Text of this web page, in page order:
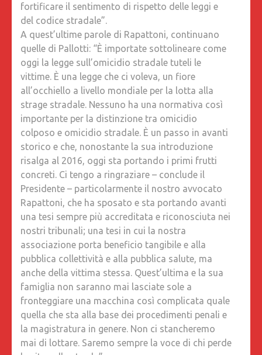
fortificare il sentimento di rispetto delle leggi e
del codice stradale”.
A quest’ultime parole di Rapattoni, continuano
quelle di Pallotti: “È importate sottolineare come
oggi la legge sull’omicidio stradale tuteli le
vittime. È una legge che ci voleva, un fiore
all’occhiello a livello mondiale per la lotta alla
strage stradale. Nessuno ha una normativa così
importante per la distinzione tra omicidio
colposo e omicidio stradale. È un passo in avanti
storico e che, nonostante la sua introduzione
risalga al 2016, oggi sta portando i primi frutti
concreti. Ci tengo a ringraziare – conclude il
Presidente – particolarmente il nostro avvocato
Rapattoni, che ha sposato e sta portando avanti
una tesi sempre più accreditata e riconosciuta nei
nostri tribunali; una tesi in cui la nostra
associazione porta beneficio tangibile e alla
pubblica collettività e alla pubblica salute, ma
anche della vittima stessa. Quest’ultima e la sua
famiglia non saranno mai lasciate sole a
fronteggiare una macchina così complicata quale
quella che sta alla base dei procedimenti penali e
la magistratura in genere. Non ci stancheremo
mai di lottare. Saremo sempre la voce di chi perde